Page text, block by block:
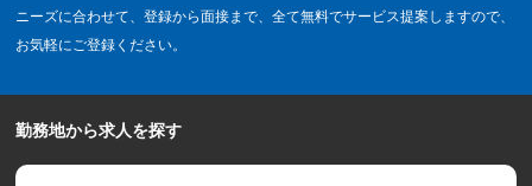
ニーズに合わせて、登録から面接まで、全て無料でサービス提案しますので、
お気軽にご登録ください。
勤務地から求人を探す